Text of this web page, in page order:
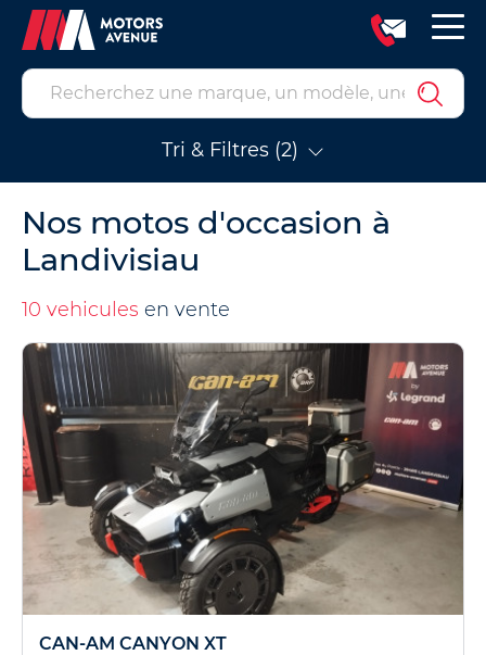
Tri & Filtres (2)
Nos motos d'occasion à
Landivisiau
10 vehicules en vente
CAN-AM CANYON XT